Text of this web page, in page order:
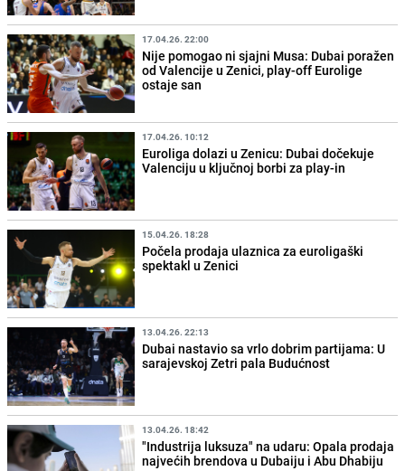
17.04.26. 22:00
Nije pomogao ni sjajni Musa: Dubai poražen
od Valencije u Zenici, play-off Eurolige
ostaje san
17.04.26. 10:12
Euroliga dolazi u Zenicu: Dubai dočekuje
Valenciju u ključnoj borbi za play-in
15.04.26. 18:28
Počela prodaja ulaznica za euroligaški
spektakl u Zenici
13.04.26. 22:13
Dubai nastavio sa vrlo dobrim partijama: U
sarajevskoj Zetri pala Budućnost
13.04.26. 18:42
"Industrija luksuza" na udaru: Opala prodaja
najvećih brendova u Dubaiju i Abu Dhabiju